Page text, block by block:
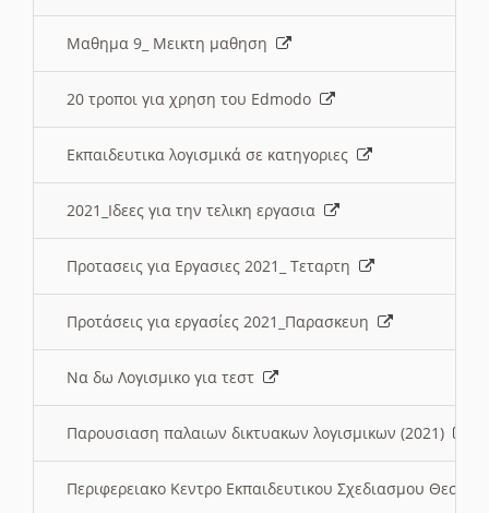
Μαθημα 9_ Μεικτη μαθηση
20 τροποι για χρηση του Edmodo
Εκπαιδευτικα λογισμικά σε κατηγοριες
2021_Ιδεες για την τελικη εργασια
Προτασεις για Εργασιες 2021_ Τεταρτη
Προτάσεις για εργασίες 2021_Παρασκευη
Να δω Λογισμικο για τεστ
Παρουσιαση παλαιων δικτυακων λογισμικων (2021)
Περιφερειακο Κεντρο Εκπαιδευτικου Σχεδιασμου